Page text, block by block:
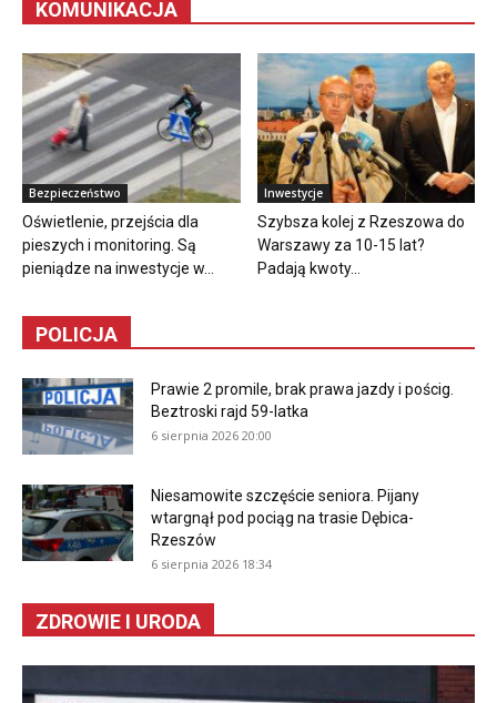
KOMUNIKACJA
Bezpieczeństwo
Oświetlenie, przejścia dla
pieszych i monitoring. Są
pieniądze na inwestycje w...
Inwestycje
Szybsza kolej z Rzeszowa do
Warszawy za 10-15 lat?
Padają kwoty...
POLICJA
Prawie 2 promile, brak prawa jazdy i pościg.
Beztroski rajd 59-latka
6 sierpnia 2026 20:00
Niesamowite szczęście seniora. Pijany
wtargnął pod pociąg na trasie Dębica-
Rzeszów
6 sierpnia 2026 18:34
ZDROWIE I URODA